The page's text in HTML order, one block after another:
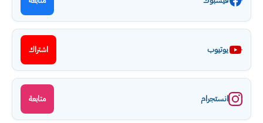
يوتيوب اشتراك
انستجرام متابعة